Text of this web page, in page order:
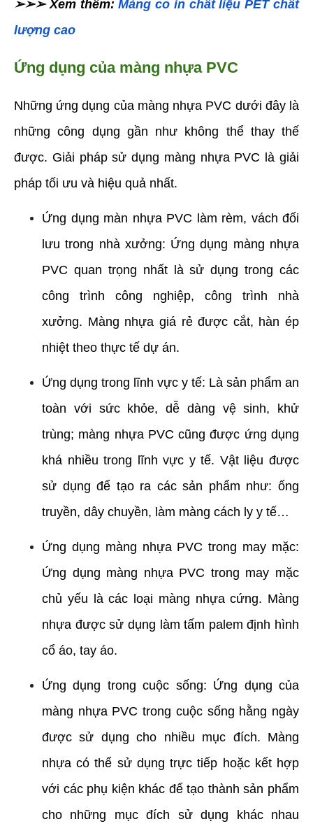
➢➢➢ Xem thêm: Màng co in chất liệu PET chất
lượng cao
Ứng dụng của màng nhựa PVC
Những ứng dụng của màng nhựa PVC dưới đây là
những công dụng gần như không thể thay thế
được. Giải pháp sử dụng màng nhựa PVC là giải
pháp tối ưu và hiệu quả nhất.
Ứng dụng màn nhựa PVC làm rèm, vách đối
lưu trong nhà xưởng: Ứng dụng màng nhựa
PVC quan trọng nhất là sử dụng trong các
công trình công nghiệp, công trình nhà
xưởng. Màng nhựa giá rẻ được cắt, hàn ép
nhiệt theo thực tế dự án.
Ứng dụng trong lĩnh vực y tế: Là sản phẩm an
toàn với sức khỏe, dễ dàng vệ sinh, khử
trùng; màng nhựa PVC cũng được ứng dụng
khá nhiều trong lĩnh vực y tế. Vật liệu được
sử dụng để tạo ra các sản phẩm như: ống
truyền, dây chuyền, làm màng cách ly y tế…
Ứng dụng màng nhựa PVC trong may mặc:
Ứng dụng màng nhựa PVC trong may mặc
chủ yếu là các loại màng nhựa cứng. Màng
nhựa được sử dụng làm tấm palem định hình
cổ áo, tay áo.
Ứng dụng trong cuộc sống: Ứng dụng của
màng nhựa PVC trong cuộc sống hằng ngày
được sử dụng cho nhiều mục đích. Màng
nhựa có thể sử dụng trực tiếp hoặc kết hợp
với các phụ kiện khác để tạo thành sản phẩm
cho những mục đích sử dụng khác nhau